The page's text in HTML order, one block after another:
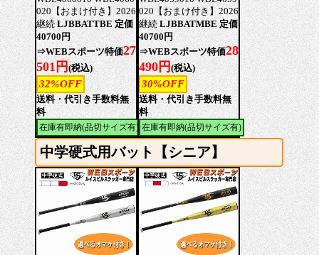
020【おまけ付き】2026
継続 LJBBATTBE 定価
40700円
⇒WEBスポーツ特価27
501円 (税込)
32%OFF
送料・代引き手数料無
料
在庫有即納(品切サイズ有)
020【おまけ付き】2026
継続LJBBATMBE 定価
40700円
⇒WEBスポーツ特価28
490円 (税込)
30%OFF
送料・代引き手数料無
料
在庫有即納(品切サイズ有)
中学硬式用バット【シニア】